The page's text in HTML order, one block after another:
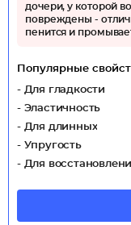
дочери, у которой
повреждены -
пенится и
Популярные
- Для гладкости
- Эластичность
- Для длинных
- Упругость
- Для